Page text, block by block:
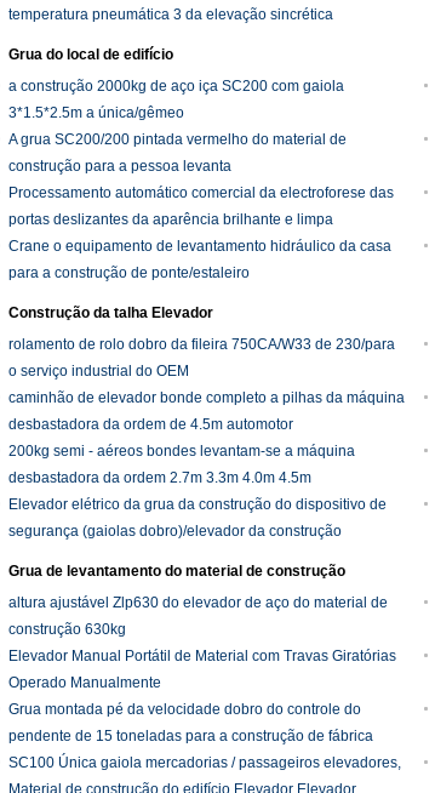
temperatura pneumática 3 da elevação sincrética
Grua do local de edifício
a construção 2000kg de aço iça SC200 com gaiola
3*1.5*2.5m a única/gêmeo
A grua SC200/200 pintada vermelho do material de
construção para a pessoa levanta
Processamento automático comercial da electroforese das
portas deslizantes da aparência brilhante e limpa
Crane o equipamento de levantamento hidráulico da casa
para a construção de ponte/estaleiro
Construção da talha Elevador
rolamento de rolo dobro da fileira 750CA/W33 de 230/para
o serviço industrial do OEM
caminhão de elevador bonde completo a pilhas da máquina
desbastadora da ordem de 4.5m automotor
200kg semi - aéreos bondes levantam-se a máquina
desbastadora da ordem 2.7m 3.3m 4.0m 4.5m
Elevador elétrico da grua da construção do dispositivo de
segurança (gaiolas dobro)/elevador da construção
Grua de levantamento do material de construção
altura ajustável Zlp630 do elevador de aço do material de
construção 630kg
Elevador Manual Portátil de Material com Travas Giratórias
Operado Manualmente
Grua montada pé da velocidade dobro do controle do
pendente de 15 toneladas para a construção de fábrica
SC100 Única gaiola mercadorias / passageiros elevadores,
Material de construção do edifício Elevador Elevador